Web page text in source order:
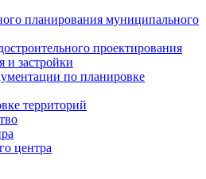
планирования муниципального
проектирования
и застройки
по планировке
территорий
центра